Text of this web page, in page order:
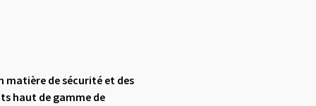
matière de sécurité et des
haut de gamme de